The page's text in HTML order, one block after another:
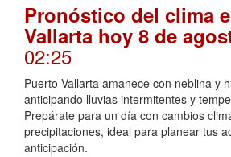
Pronóstico del clima
Vallarta hoy 8 de
02:25
Puerto Vallarta amanece con neblina y
anticipando lluvias intermitentes y
Prepárate para un día con cambios
precipitaciones, ideal para planear tus
anticipación.